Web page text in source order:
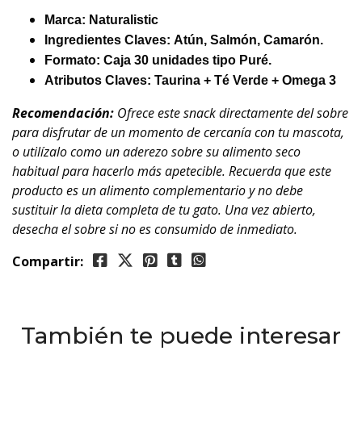
Marca: Naturalistic
Ingredientes Claves: Atún, Salmón, Camarón.
Formato: Caja 30 unidades tipo Puré.
Atributos Claves: Taurina + Té Verde + Omega 3
Recomendación: Ofrece este snack directamente del sobre
para disfrutar de un momento de cercanía con tu mascota,
o utilízalo como un aderezo sobre su alimento seco
habitual para hacerlo más apetecible. Recuerda que este
producto es un alimento complementario y no debe
sustituir la dieta completa de tu gato. Una vez abierto,
desecha el sobre si no es consumido de inmediato.
Compartir:
También te puede interesar